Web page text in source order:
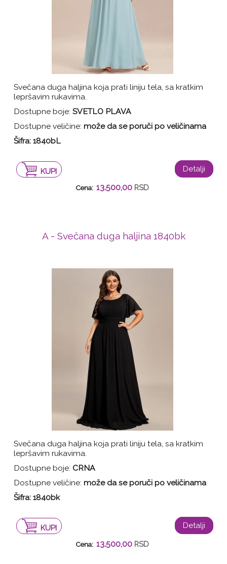
Svečana duga haljina koja prati liniju tela, sa kratkim
lepršavim rukavima.
Dostupne boje:SVETLO PLAVA
Dostupne veličine: može da se poruči po veličinama
Šifra:1840bL
KUPI Detalji
Cena: 13.500,00 RSD
A - Svečana duga haljina 1840bk
Svečana duga haljina koja prati liniju tela, sa kratkim
lepršavim rukavima.
Dostupne boje: CRNA
Dostupne veličine: može da se poruči po veličinama
Šifra:1840bk
KUPI Detalji
Cena: 13.500,00 RSD